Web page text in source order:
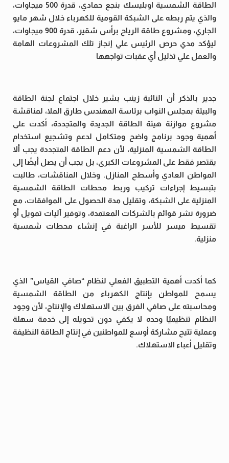
الطاقة الشمسية اوبليسك بنجع حمادي، قدرة 500 ميجاوات،
والذي يتم ربطه على الشبكة القومية للكهرباء خلال شهر مايو
الجاري، ومشروع طاقة الرياح برأس شقير، قدرة 900 ميجاوات،
ليؤكد مدي حرص الرئيس علي إنجاز تلك المشروعات الهامة
والعمل علي تذليل أي عقبات تواجهها
جدير بالذكر أن النائبة زينب بشير خلال اجتماع لجنة الطاقة
والبيئة بمجلس النواب برئاسة المهندس طارق الملا، لمناقشة
مشروع موازنة هيئة الطاقة الجديدة والمتجددة، أكدت على
أهمية وجود برنامج واضح ومتكامل لدعم وتشجيع استخدام
الطاقة الشمسية المنزلية، لأن دعم الطاقة المتجددة يجب ألا
يقتصر فقط على المشروعات الكبرى، بل يجب أن يصل أيضًا إلى
المواطن العادي وأسطح المنازل. وخلال المناقشات، طالبت
بتبسيط إجراءات تركيب وربط محطات الطاقة الشمسية
المنزلية على الشبكة، وتقليل مدة الحصول على الموافقات، مع
ضرورة نشر قوائم بالشركات المعتمدة، وتوفير آليات تمويل أو
تقسيط ميسر للأسر الراغبة في إنشاء محطات شمسية
منزلية.
كما أكدت أهمية التطبيق الفعلي لنظام “صافي القياس” الذي
يسمح للمواطن بإنتاج الكهرباء من الطاقة الشمسية
ومحاسبته على صافي الفرق بين الاستهلاك والإنتاج، لأن وجود
النظام تنظيميًا وحده لا يكفي دون تحويله إلى خدمة سهلة
وعملية تتيح مشاركة أوسع للمواطنين في إنتاج الطاقة النظيفة
وتقليل أعباء الاستهلاك.